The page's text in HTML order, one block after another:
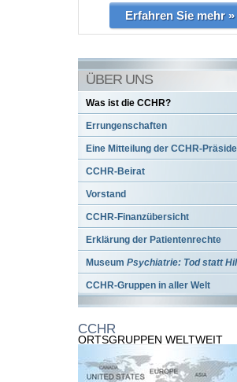
Erfahren Sie mehr »
ÜBER UNS
Was ist die CCHR?
Errungenschaften
Eine Mitteilung der CCHR-
CCHR-Beirat
Vorstand
CCHR-Finanzübersicht
Erklärung der Patientenrechte
Museum Psychiatrie: Tod statt
CCHR-Gruppen in aller Welt
CCHR
ORTSGRUPPEN WELTWEIT